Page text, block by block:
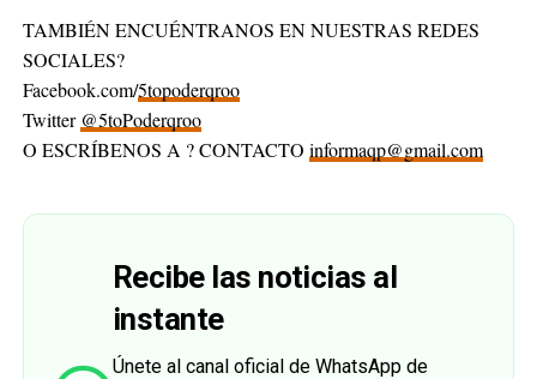
TAMBIÉN ENCUÉNTRANOS EN NUESTRAS REDES
SOCIALES?
Facebook.com/5topoderqroo
Twitter @5toPoderqroo
O ESCRÍBENOS A ? CONTACTO informaqp@gmail.com
Recibe las noticias al
instante
Únete al canal oficial de WhatsApp de